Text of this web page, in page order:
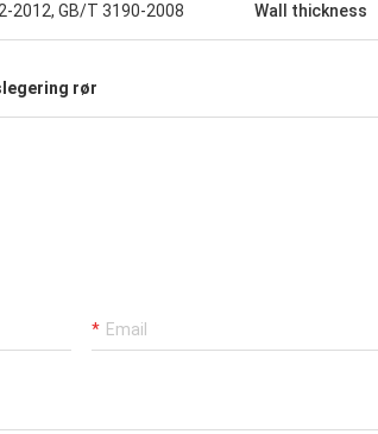
2012, GB/T 3190-2008 Wall thickness
rør